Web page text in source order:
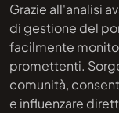
Grazie all'analisi
di gestione del
facilmente
promettenti.
comunità,
e influenzare